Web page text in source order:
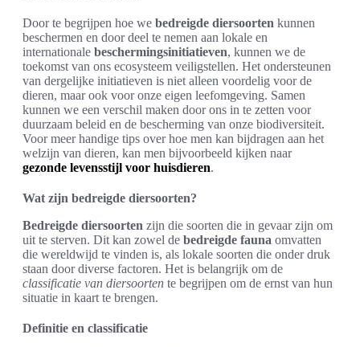
Door te begrijpen hoe we bedreigde diersoorten kunnen
beschermen en door deel te nemen aan lokale en
internationale beschermingsinitiatieven, kunnen we de
toekomst van ons ecosysteem veiligstellen. Het ondersteunen
van dergelijke initiatieven is niet alleen voordelig voor de
dieren, maar ook voor onze eigen leefomgeving. Samen
kunnen we een verschil maken door ons in te zetten voor
duurzaam beleid en de bescherming van onze biodiversiteit.
Voor meer handige tips over hoe men kan bijdragen aan het
welzijn van dieren, kan men bijvoorbeeld kijken naar
gezonde levensstijl voor huisdieren.
Wat zijn bedreigde diersoorten?
Bedreigde diersoorten zijn die soorten die in gevaar zijn om
uit te sterven. Dit kan zowel de bedreigde fauna omvatten
die wereldwijd te vinden is, als lokale soorten die onder druk
staan door diverse factoren. Het is belangrijk om de
classificatie van diersoorten te begrijpen om de ernst van hun
situatie in kaart te brengen.
Definitie en classificatie